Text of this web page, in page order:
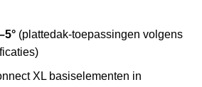
(plattedak-toepassingen volgens
XL basiselementen in